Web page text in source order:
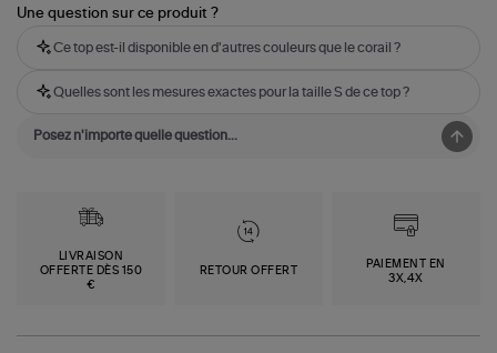
Une question sur ce produit ?
Ce top est-il disponible en d'autres couleurs que le corail ?
Quelles sont les mesures exactes pour la taille S de ce top ?
LIVRAISON
OFFERTE DÈS 150
€
RETOUR OFFERT
PAIEMENT EN
3X,4X